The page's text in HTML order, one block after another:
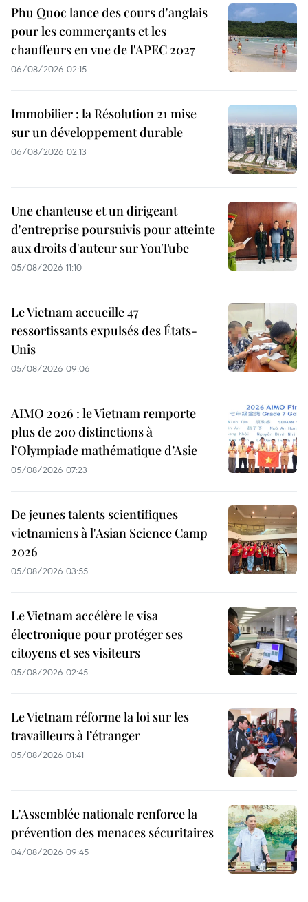
Phu Quoc lance des cours d'anglais
pour les commerçants et les
chauffeurs en vue de l'APEC 2027
06/08/2026 02:15
Immobilier : la Résolution 21 mise
sur un développement durable
06/08/2026 02:13
Une chanteuse et un dirigeant
d'entreprise poursuivis pour atteinte
aux droits d'auteur sur YouTube
05/08/2026 11:10
Le Vietnam accueille 47
ressortissants expulsés des États-
Unis
05/08/2026 09:06
AIMO 2026 : le Vietnam remporte
plus de 200 distinctions à
l’Olympiade mathématique d’Asie
05/08/2026 07:23
De jeunes talents scientifiques
vietnamiens à l'Asian Science Camp
2026
05/08/2026 03:55
Le Vietnam accélère le visa
électronique pour protéger ses
citoyens et ses visiteurs
05/08/2026 02:45
Le Vietnam réforme la loi sur les
travailleurs à l’étranger
05/08/2026 01:41
L'Assemblée nationale renforce la
prévention des menaces sécuritaires
04/08/2026 09:45